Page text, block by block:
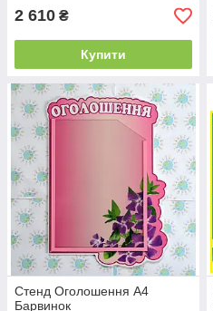
2 610 ₴
Купити
Стенд Оголошення А4
Барвинок